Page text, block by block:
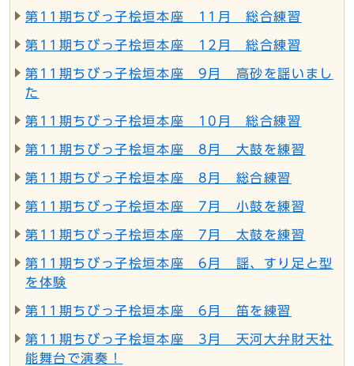
第11期ちびっ子桧垣本座 11月 総合練習
第11期ちびっ子桧垣本座 12月 総合練習
第11期ちびっ子桧垣本座 9月 高砂を謡いまし
た
第11期ちびっ子桧垣本座 10月 総合練習
第11期ちびっ子桧垣本座 8月 大鼓を練習
第11期ちびっ子桧垣本座 8月 総合練習
第11期ちびっ子桧垣本座 7月 小鼓を練習
第11期ちびっ子桧垣本座 7月 太鼓を練習
第11期ちびっ子桧垣本座 6月 謡、すり足と型
を体験
第11期ちびっ子桧垣本座 6月 笛を練習
第11期ちびっ子桧垣本座 3月 天河大弁財天社
能舞台で演奏！